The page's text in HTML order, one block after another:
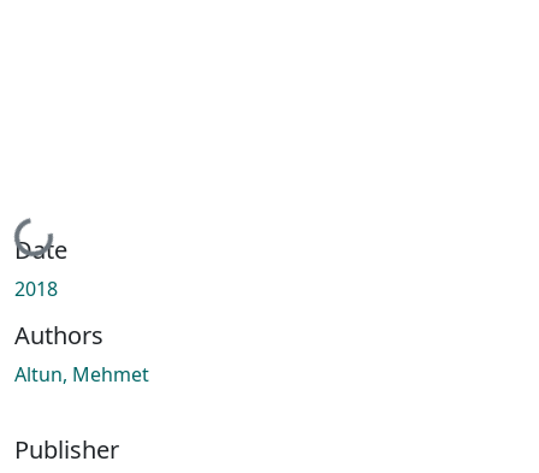
Loading...
Date
2018
Authors
Altun, Mehmet
Publisher